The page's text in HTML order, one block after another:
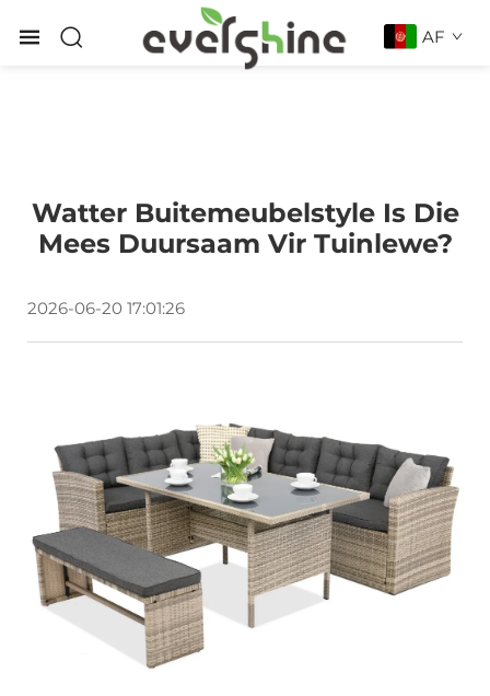
AF
Watter Buitemeubelstyle Is Die
Mees Duursaam Vir Tuinlewe?
2026-06-20 17:01:26